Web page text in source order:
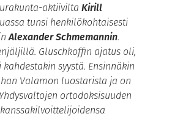
aktiivilta Kirill
tunsi henkilökohtaisesti
Alexander Schmemannin.
Gluschkoffin ajatus oli,
syystä. Ensinnäkin
Valamon luostarista ja on
ortodoksisuuden